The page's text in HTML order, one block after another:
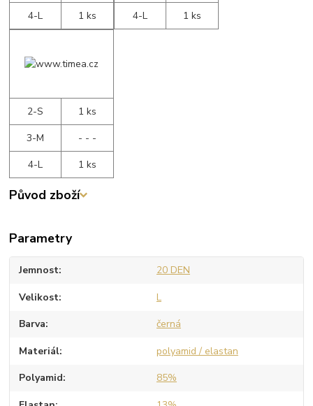
4-L
1 ks
4-L
1 ks
2-S
1 ks
3-M
- - -
4-L
1 ks
Původ zboží
Parametry
Jemnost 20 DEN
Velikost L
Barva černá
Materiál polyamid / elastan
Polyamid 85%